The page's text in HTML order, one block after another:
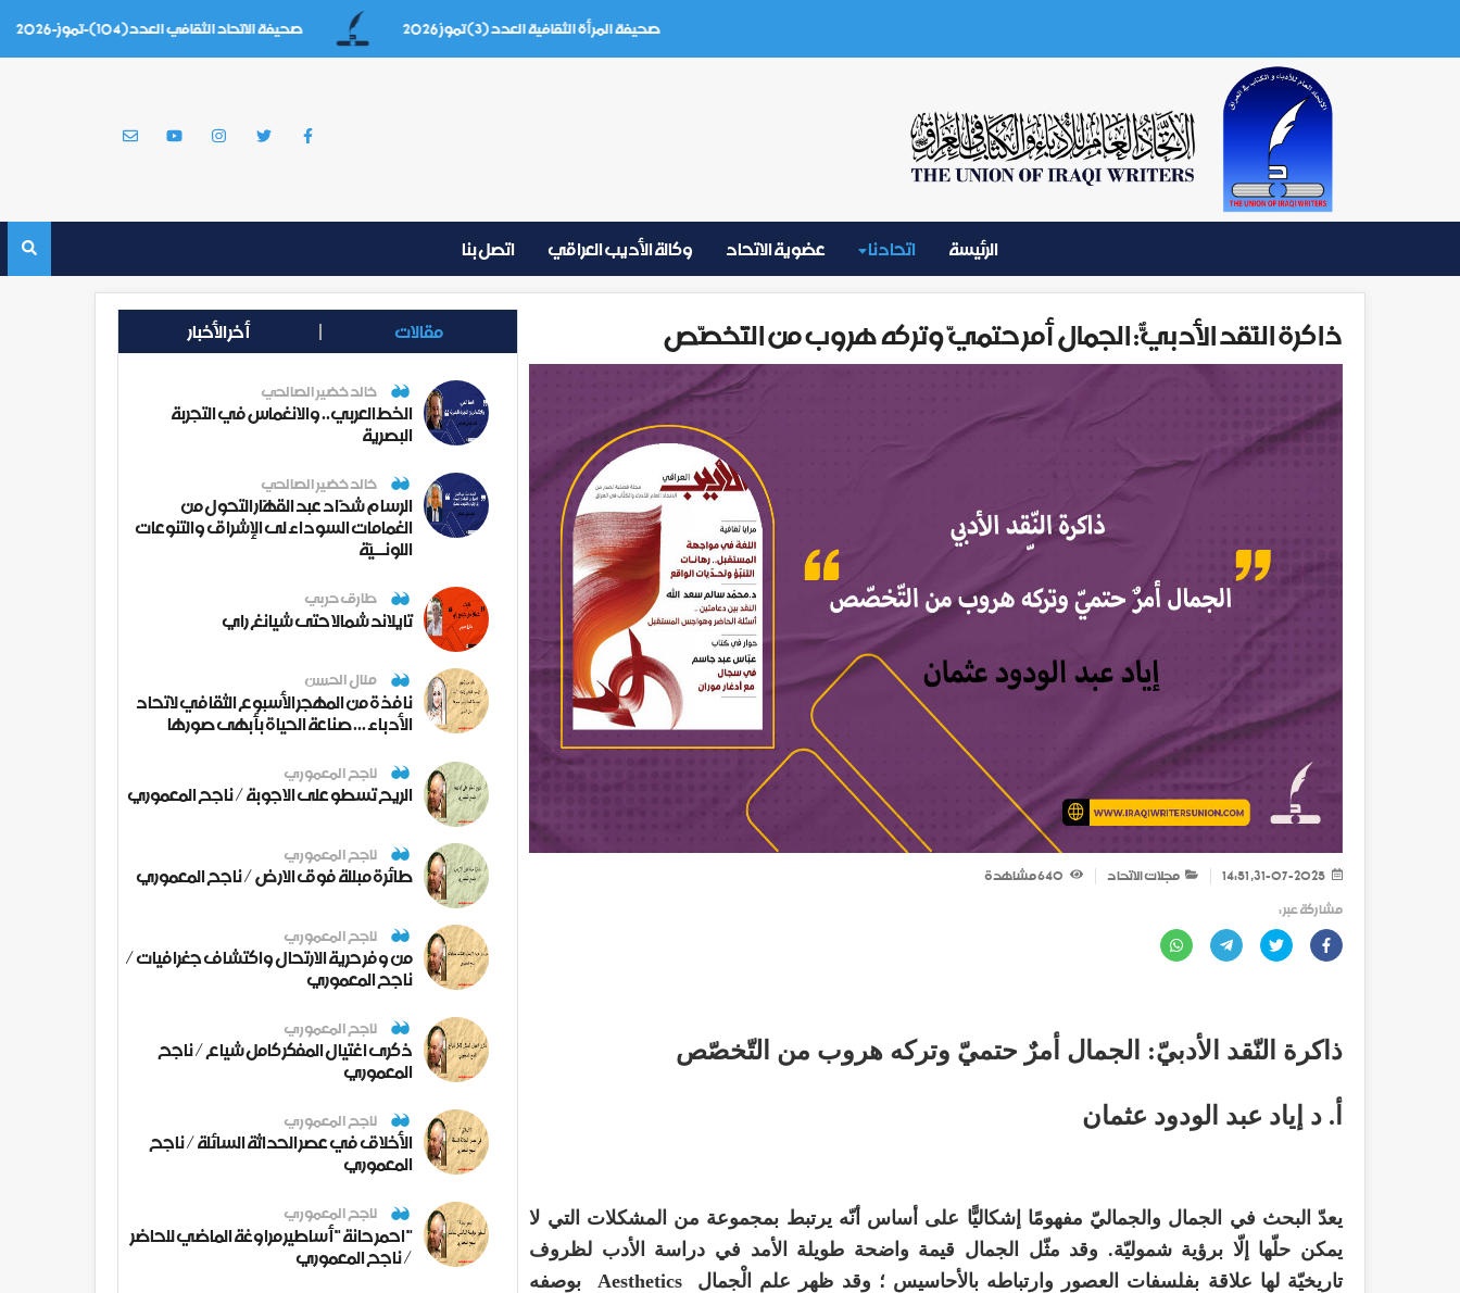
صحيفة المرأة الثقافية العدد (3) تموز 2026 صحيفة الاتحاد الثقافي العدد(104)-تموز-2026
الرئيسة اتحادنا عضوية الاتحاد وكالة الأديب العراقي اتصل بنا
ذاكرة النّقد الأدبيّ: الجمال أمرٌ حتميّ وتركه هروب من التّخصّص
مجلات الاتحاد
مشاهدة
مشاركة عبر :
ذاكرة النّقد الأدبيّ: الجمال أمرٌ حتميّ وتركه هروب من التّخصّص
أ. د إياد عبد الودود عثمان
يعدّ البحث في الجمال والجماليّ مفهومًا إشكاليًّا على أساس أنّه يرتبط بمجموعة من المشكلات التي لا
يمكن حلّها إلّا برؤية شموليّة. وقد مثّل الجمال قيمة واضحة طويلة الأمد في دراسة الأدب لظروف
تاريخيّة لها علاقة بفلسفات العصور وارتباطه بالأحاسيس ؛ وقد ظهر علم الْجمالAesthetics بوصفه
مقالات أخر الأخبار
خالد خضير الصالحي
الخط العربي.. والانغماس في التجربة
البصرية
خالد خضير الصالحي
الرسام شدّاد عبد القهّار التحول من
الغمامات السوداء لى الإشراق والتنوعات
اللونــيّة
طارق حربي
تايلاند شمالا حتى شيانغ راي
منال الحسن
نافذة من المهجر الأسبوع الثقافي لاتحاد
الأدباء ... صناعة الحياة بأبهى صورها
ناجح المعموري
الريح تسطو على الاجوبة / ناجح المعموري
ناجح المعموري
طائرة مبللة فوق الارض / ناجح المعموري
ناجح المعموري
من وفر حرية الارتحال واكتشاف جغرافيات /
ناجح المعموري
ناجح المعموري
ذكرى اغتيال المفكر كامل شياع / ناجح
المعموري
ناجح المعموري
الأخلاق في عصر الحداثة السائلة / ناجح
المعموري
ناجح المعموري
" احمر حانة " أساطير مراوغة الماضي للحاضر
/ ناجح المعموري